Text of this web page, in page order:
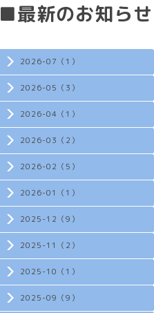
2026-07（1）
2026-05（3）
2026-04（1）
2026-03（2）
2026-02（5）
2026-01（1）
2025-12（9）
2025-11（2）
2025-10（1）
2025-09（9）
■最新のお知らせ